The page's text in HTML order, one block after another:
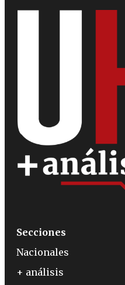
Secciones
Nacionales
+ análisis